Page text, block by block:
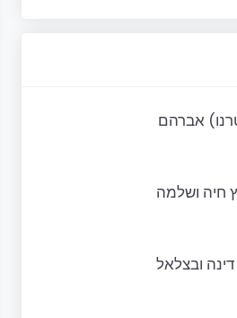
אברהם
חיה ושלמה
ובצלאל